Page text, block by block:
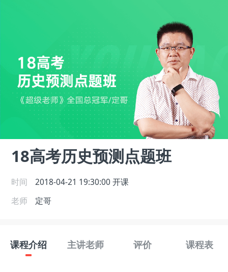
18高考历史预测点题班
时间 2018-04-21 19:30:00 开课
老师
定哥
课程介绍 主讲老师 评价 课程表